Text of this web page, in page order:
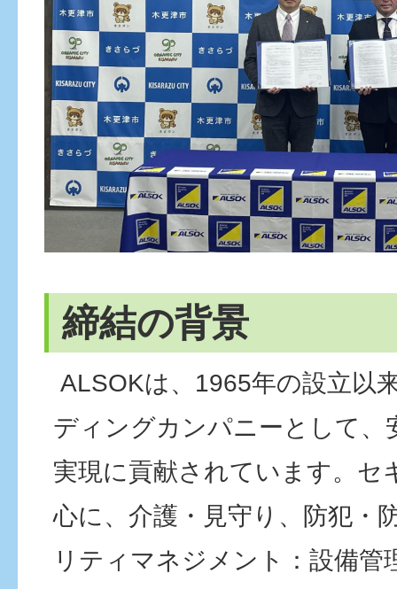
締結の背景
ALSOKは、1965年の設立以
ディングカンパニーとして、
実現に貢献されています。セ
心に、介護・見守り、防犯・
リティマネジメント：設備管